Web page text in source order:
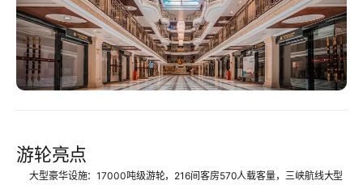
游轮亮点
大型豪华设施：17000吨级游轮，216间客房570人载客量，三峡航线大型